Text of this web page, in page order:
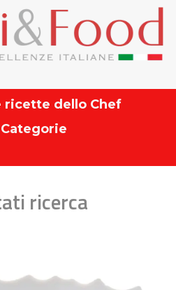
ricette dello Chef
Categorie
ricerca